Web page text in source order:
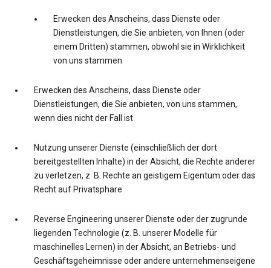
Erwecken des Anscheins, dass Dienste oder
Dienstleistungen, die Sie anbieten, von Ihnen (oder
einem Dritten) stammen, obwohl sie in Wirklichkeit
von uns stammen
Erwecken des Anscheins, dass Dienste oder
Dienstleistungen, die Sie anbieten, von uns stammen,
wenn dies nicht der Fall ist
Nutzung unserer Dienste (einschließlich der dort
bereitgestellten Inhalte) in der Absicht, die Rechte anderer
zu verletzen, z. B. Rechte an geistigem Eigentum oder das
Recht auf Privatsphäre
Reverse Engineering unserer Dienste oder der zugrunde
liegenden Technologie (z. B. unserer Modelle für
maschinelles Lernen) in der Absicht, an Betriebs- und
Geschäftsgeheimnisse oder andere unternehmenseigene